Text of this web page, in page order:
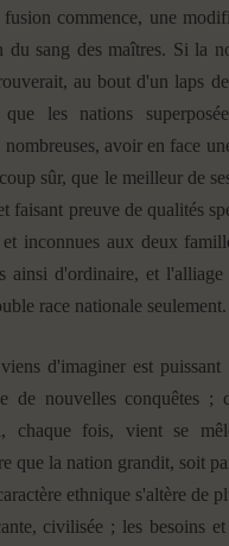
commence, une
du sang des maîtres. Si la
au bout d'un laps
les nations
avoir en face
sûr, que le meilleur de
faisant preuve de qualités
inconnues aux deux
ainsi d'ordinaire, et
race nationale seulement.
d'imaginer est
de nouvelles conquêtes ;
chaque fois, vient se
que la nation grandit, soit
ethnique s'altère de
civilisée ; les besoins